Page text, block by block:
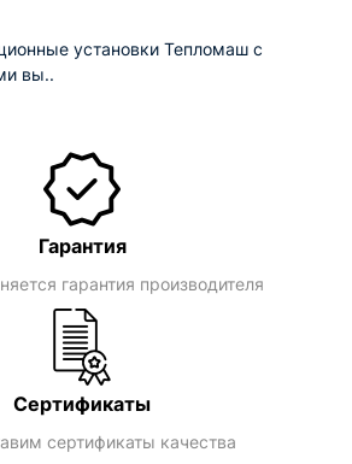
установки Тепломаш c
вы..
Гарантия
гарантия производителя
Сертификаты
сертификаты качества